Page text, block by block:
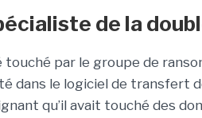
de la
par le groupe de
dans le logiciel de transfert
qu’il avait touché des